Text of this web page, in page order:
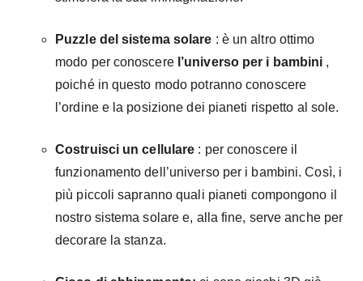
Puzzle del sistema solare : è un altro ottimo
modo per conoscere l’universo per i bambini ,
poiché in questo modo potranno conoscere
l’ordine e la posizione dei pianeti rispetto al sole.
Costruisci un cellulare : per conoscere il
funzionamento dell’universo per i bambini. Così, i
più piccoli sapranno quali pianeti compongono il
nostro sistema solare e, alla fine, serve anche per
decorare la stanza.